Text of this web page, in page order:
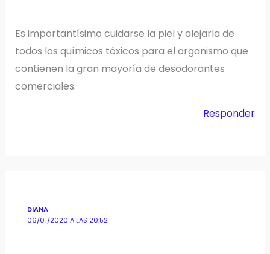
Es importantísimo cuidarse la piel y alejarla de
todos los químicos tóxicos para el organismo que
contienen la gran mayoría de desodorantes
comerciales.
Responder
DIANA
06/01/2020 A LAS 20:52